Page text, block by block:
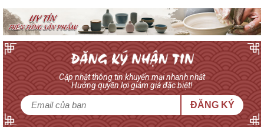
Cập nhật thông tin khuyến mại nhanh nhất
Hưởng quyền lợi giảm giá đặc biệt!
ĐĂNG KÝ